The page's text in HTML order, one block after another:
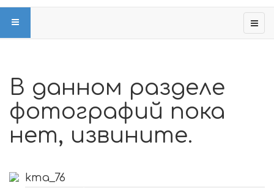
В данном разделе
фотографий пока
нет, извините.
kma_76